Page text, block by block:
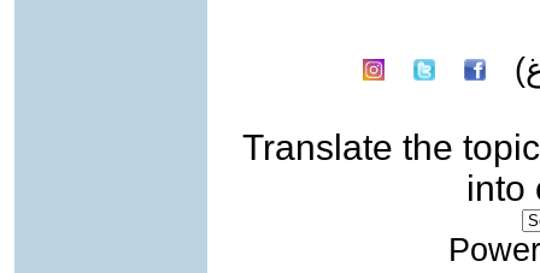
Translate the topic
into